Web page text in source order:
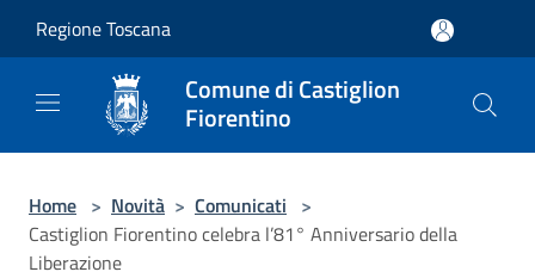
Regione Toscana
Comune di Castiglion
Fiorentino
Home > Novità > Comunicati >
Castiglion Fiorentino celebra l’81° Anniversario della
Liberazione